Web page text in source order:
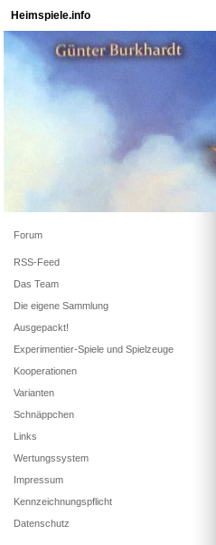
Heimspiele.info
Forum
RSS-Feed
Das Team
Die eigene Sammlung
Ausgepackt!
Experimentier-Spiele und Spielzeuge
Kooperationen
Varianten
Schnäppchen
Links
Wertungssystem
Impressum
Kennzeichnungspflicht
Datenschutz